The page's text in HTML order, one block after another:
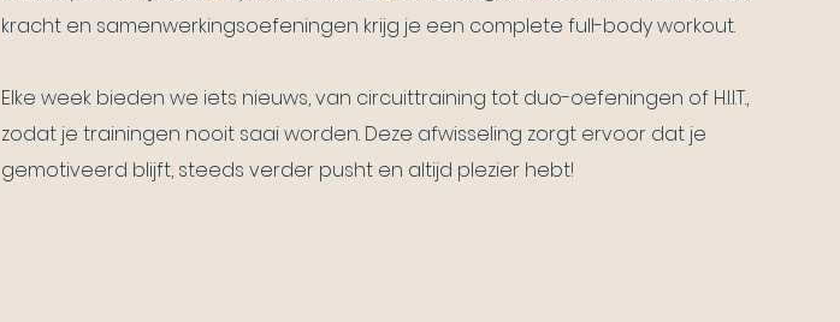
kracht en samenwerkingsoefeningen krijg je een complete full-body workout.
Elke week bieden we iets nieuws, van circuittraining tot duo-oefeningen of H.I.I.T.,
zodat je trainingen nooit saai worden. Deze afwisseling zorgt ervoor dat je
gemotiveerd blijft, steeds verder pusht en altijd plezier hebt!